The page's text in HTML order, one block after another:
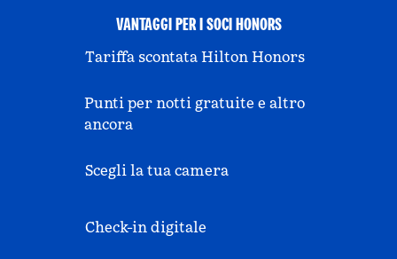
VANTAGGI PER I SOCI HONORS
Tariffa scontata Hilton Honors
Punti per notti gratuite e altro
ancora
Scegli la tua camera
Check-in digitale